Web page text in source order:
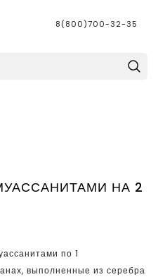
8(800)700-32-35
НА 2
по 1
выполненные из серебра